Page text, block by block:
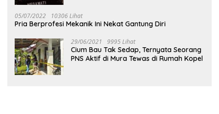
05/07/2022 10306 Lihat
Pria Berprofesi Mekanik Ini Nekat Gantung Diri
29/06/2021 9995 Lihat
Cium Bau Tak Sedap, Ternyata Seorang
PNS Aktif di Mura Tewas di Rumah Kopel